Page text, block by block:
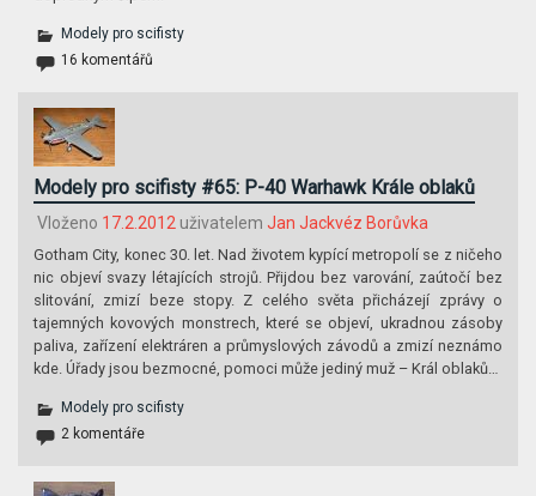
Modely pro scifisty
16 komentářů
Modely pro scifisty #65: P-40 Warhawk Krále oblaků
Vloženo 17.2.2012 uživatelem Jan Jackvéz Borůvka
Gotham City, konec 30. let. Nad životem kypící metropolí se z ničeho
nic objeví svazy létajících strojů. Přijdou bez varování, zaútočí bez
slitování, zmizí beze stopy. Z celého světa přicházejí zprávy o
tajemných kovových monstrech, které se objeví, ukradnou zásoby
paliva, zařízení elektráren a průmyslových závodů a zmizí neznámo
kde. Úřady jsou bezmocné, pomoci může jediný muž – Král oblaků…
Modely pro scifisty
2 komentáře